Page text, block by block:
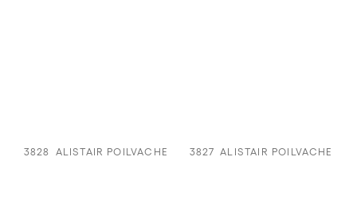
3828 ALISTAIR POILVACHE 3827 ALISTAIR POILVACHE